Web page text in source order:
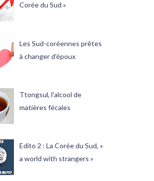
Corée du Sud »
Les Sud-coréennes prêtes
à changer d'époux
Ttongsul, l'alcool de
matières fécales
Edito 2 : La Corée du Sud, «
a world with strangers »